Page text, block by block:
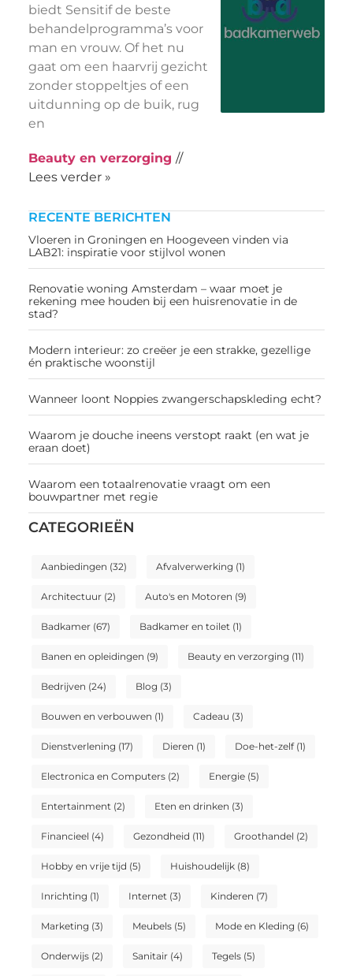
RECENTE BERICHTEN
Vloeren in Groningen en Hoogeveen vinden via
LAB21: inspiratie voor stijlvol wonen
Renovatie woning Amsterdam – waar moet je
rekening mee houden bij een huisrenovatie in de
stad?
Modern interieur: zo creëer je een strakke, gezellige
én praktische woonstijl
Wanneer loont Noppies zwangerschapskleding echt?
Waarom je douche ineens verstopt raakt (en wat je
eraan doet)
Waarom een totaalrenovatie vraagt om een
bouwpartner met regie
CATEGORIEËN
Aanbiedingen (32) Afvalverwerking (1)
Architectuur(2) Auto's en Motoren (9)
Badkamer(67) Badkamer en toilet(1)
Banen en opleidingen (9) Beauty en verzorging (11)
Bedrijven (24) Blog (3)
Bouwen en verbouwen (1) Cadeau (3)
Dienstverlening (17) Dieren (1) Doe-het-zelf(1)
Electronica en Computers(2) Energie(5)
Entertainment(2) Eten en drinken (3)
Financieel (4) Gezondheid (11) Groothandel (2)
Hobby en vrije tijd (5) Huishoudelijk(8)
Inrichting (1) Internet(3) Kinderen (7)
Marketing (3) Meubels(5) Mode en Kleding (6)
Onderwijs(2) Sanitair(4) Tegels(5)
biedt Sensitif de beste
behandelprogramma’s voor
man en vrouw. Of het nu
gaat om een haarvrij gezicht
zonder stoppeltjes of een
uitdunning op de buik, rug
en
Beauty en verzorging //
Lees verder »